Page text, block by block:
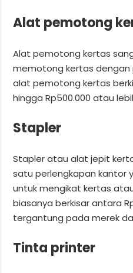
Alat pemotong
Alat pemotong kertas
memotong kertas dengan
alat pemotong kertas
hingga Rp500.000 atau
Stapler
Stapler atau alat jepit
satu perlengkapan kantor
untuk mengikat kertas
biasanya berkisar antara
tergantung pada merek
Tinta printer